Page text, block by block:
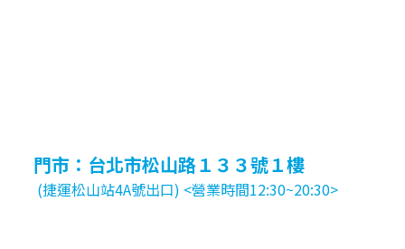
門市：台北市松山路１３３號１樓
(捷運松山站4A號出口) <營業時間12:30~20:30>